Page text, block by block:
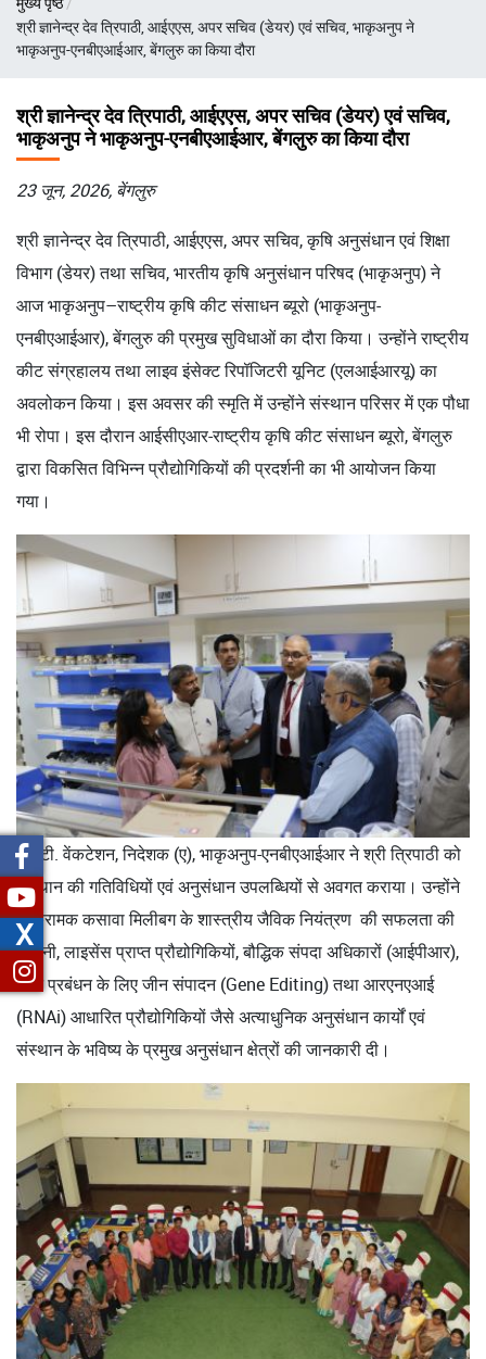
चिन्ह
श्री ज्ञानेन्द्र देव त्रिपाठी, आईएएस, अपर सचिव (डेयर) एवं सचिव, भाकृअनुप ने
भाकृअनुप-एनबीएआईआर, बेंगलुरु का किया दौरा
श्री ज्ञानेन्द्र देव त्रिपाठी, आईएएस, अपर सचिव (डेयर) एवं सचिव,
भाकृअनुप ने भाकृअनुप-एनबीएआईआर, बेंगलुरु का किया दौरा
23 जून, 2026, बेंगलुरु
श्री ज्ञानेन्द्र देव त्रिपाठी, आईएएस, अपर सचिव, कृषि अनुसंधान एवं शिक्षा
विभाग (डेयर) तथा सचिव, भारतीय कृषि अनुसंधान परिषद (भाकृअनुप) ने
आज भाकृअनुप–राष्ट्रीय कृषि कीट संसाधन ब्यूरो (भाकृअनुप-
एनबीएआईआर), बेंगलुरु की प्रमुख सुविधाओं का दौरा किया। उन्होंने राष्ट्रीय
कीट संग्रहालय तथा लाइव इंसेक्ट रिपॉजिटरी यूनिट (एलआईआरयू) का
अवलोकन किया। इस अवसर की स्मृति में उन्होंने संस्थान परिसर में एक पौधा
भी रोपा। इस दौरान आईसीएआर-राष्ट्रीय कृषि कीट संसाधन ब्यूरो, बेंगलुरु
द्वारा विकसित विभिन्न प्रौद्योगिकियों की प्रदर्शनी का भी आयोजन किया
गया।
डॉ. टी. वेंकटेशन, निदेशक (ए), भाकृअनुप-एनबीएआईआर ने श्री त्रिपाठी को
संस्थान की गतिविधियों एवं अनुसंधान उपलब्धियों से अवगत कराया। उन्होंने
आक्रामक कसावा मिलीबग के शास्त्रीय जैविक नियंत्रण की सफलता की
कहानी, लाइसेंस प्राप्त प्रौद्योगिकियों, बौद्धिक संपदा अधिकारों (आईपीआर),
कीट प्रबंधन के लिए जीन संपादन (Gene Editing) तथा आरएनएआई
(RNAi) आधारित प्रौद्योगिकियों जैसे अत्याधुनिक अनुसंधान कार्यों एवं
संस्थान के भविष्य के प्रमुख अनुसंधान क्षेत्रों की जानकारी दी।
X